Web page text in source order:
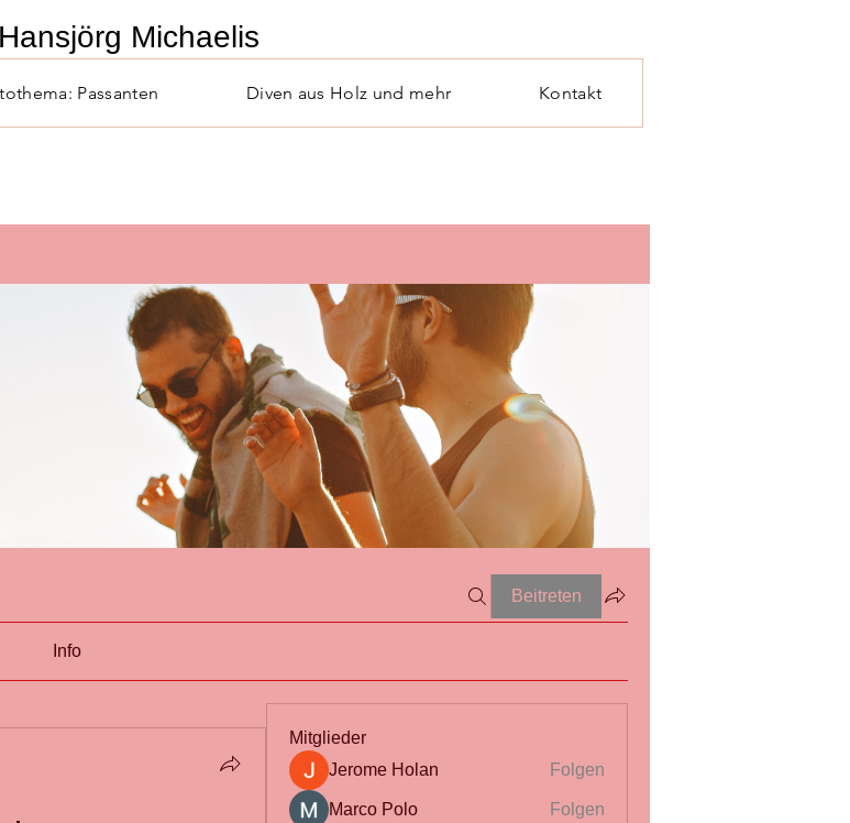
​Hansjörg Michaelis
Passanten Diven aus Holz und mehr Kontakt
Beitreten
Info
Mitglieder
Jerome Holan
Folgen
Marco Polo Folgen